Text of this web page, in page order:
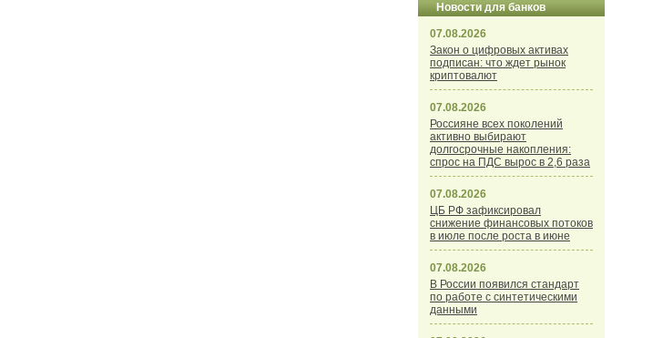
Новости для банков
07.08.2026
Закон о цифровых активах
подписан: что ждет рынок
криптовалют
07.08.2026
Россияне всех поколений
активно выбирают
долгосрочные накопления:
спрос на ПДС вырос в 2,6 раза
07.08.2026
ЦБ РФ зафиксировал
снижение финансовых потоков
в июле после роста в июне
07.08.2026
В России появился стандарт
по работе с синтетическими
данными